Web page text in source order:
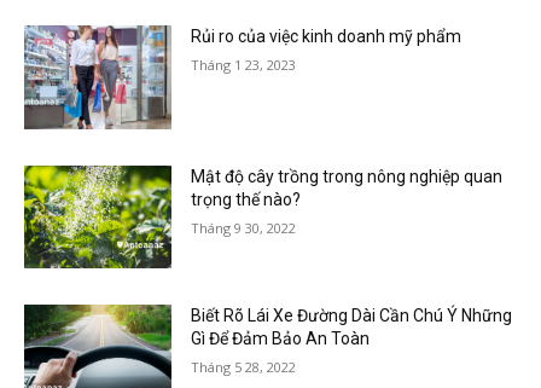
Rủi ro của việc kinh doanh mỹ phẩm
Tháng 1 23, 2023
Mật độ cây trồng trong nông nghiệp quan
trọng thế nào?
Tháng 9 30, 2022
Biết Rõ Lái Xe Đường Dài Cần Chú Ý Những
Gì Để Đảm Bảo An Toàn
Tháng 5 28, 2022